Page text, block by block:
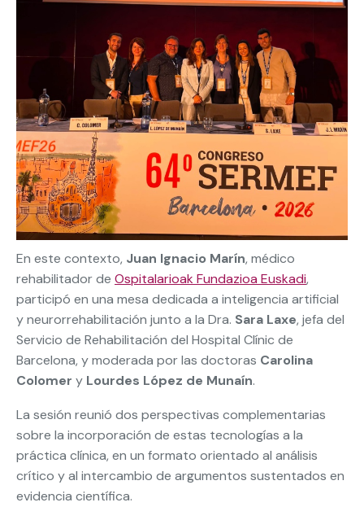
En este contexto, Juan Ignacio Marín, médico
rehabilitador de Ospitalarioak Fundazioa Euskadi,
participó en una mesa dedicada a inteligencia artificial
y neurorrehabilitación junto a la Dra. Sara Laxe, jefa del
Servicio de Rehabilitación del Hospital Clínic de
Barcelona, y moderada por las doctoras Carolina
Colomer y Lourdes López de Munaín.
La sesión reunió dos perspectivas complementarias
sobre la incorporación de estas tecnologías a la
práctica clínica, en un formato orientado al análisis
crítico y al intercambio de argumentos sustentados en
evidencia científica.